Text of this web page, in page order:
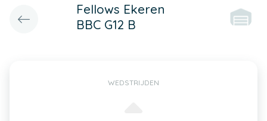
Fellows Ekeren
BBC G12 B
WEDSTRIJDEN